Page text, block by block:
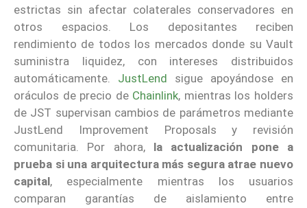
estrictas sin afectar colaterales conservadores en
otros espacios. Los depositantes reciben
rendimiento de todos los mercados donde su Vault
suministra liquidez, con intereses distribuidos
automáticamente. JustLend sigue apoyándose en
oráculos de precio de Chainlink, mientras los holders
de JST supervisan cambios de parámetros mediante
JustLend Improvement Proposals y revisión
comunitaria. Por ahora, la actualización pone a
prueba si una arquitectura más segura atrae nuevo
capital, especialmente mientras los usuarios
comparan garantías de aislamiento entre